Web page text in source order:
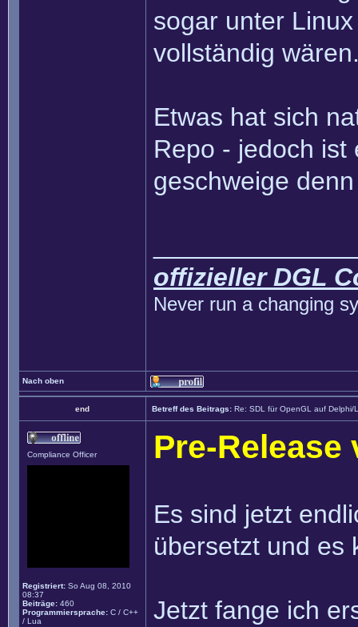
sogar unter
vollständig
Etwas hat sich
Repo - jedoch ist
geschweige
offizieller DGL
Never run a changing
Nach oben
end Betreff des Beitrags: Re: SDL für OpenGL auf Delphi/
Compliance Officer
Registriert: So Aug 08, 2010
08:37
Beiträge: 460
Programmiersprache: C / C++
/ Lua
Pre-Release
Es sind jetzt
übersetzt und es
Jetzt fange ich